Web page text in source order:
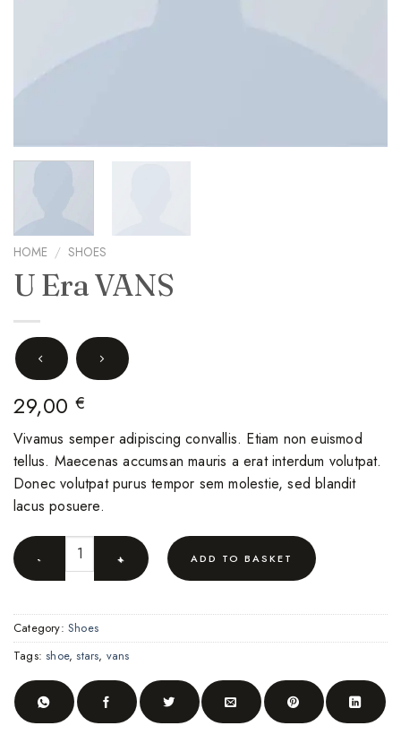
HOME / SHOES
U Era VANS
29,00 €
Vivamus semper adipiscing convallis. Etiam non euismod
tellus. Maecenas accumsan mauris a erat interdum volutpat.
Donec volutpat purus tempor sem molestie, sed blandit
lacus posuere.
U Era VANS quantity
ADD TO BASKET
Category:Shoes
Tags:shoe,stars, vans